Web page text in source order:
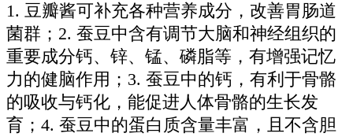
1. 豆瓣酱可补充各种营养成分，改善胃肠道
菌群；2. 蚕豆中含有调节大脑和神经组织的
重要成分钙、锌、锰、磷脂等，有增强记忆
力的健脑作用；3. 蚕豆中的钙，有利于骨骼
的吸收与钙化，能促进人体骨骼的生长发
育；4. 蚕豆中的蛋白质含量丰富，且不含胆